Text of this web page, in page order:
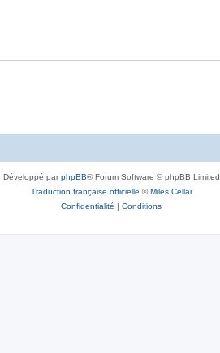
Développé parphpBB® Forum Software © phpBB Limited
Traduction française officielle ©Miles Cellar
Confidentialité | Conditions